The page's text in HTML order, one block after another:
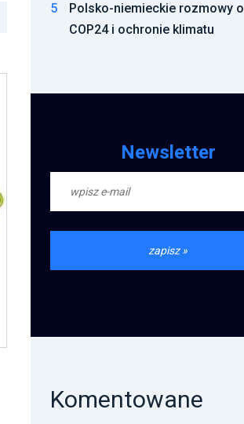
5
Polsko-niemieckie rozmowy o
COP24 i ochronie klimatu
Newsletter
Komentowane